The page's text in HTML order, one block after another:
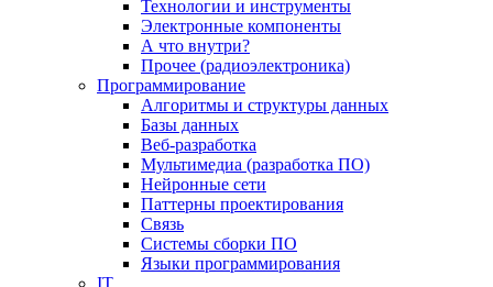
Технологии и инструменты
Электронные компоненты
А что внутри?
Прочее (радиоэлектроника)
Программирование
Алгоритмы и структуры данных
Базы данных
Веб-разработка
Мультимедиа (разработка ПО)
Нейронные сети
Паттерны проектирования
Связь
Системы сборки ПО
Языки программирования
IT